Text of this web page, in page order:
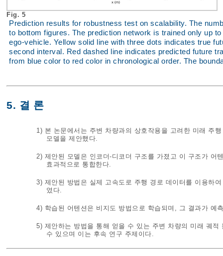
Fig. 5
Prediction results for robustness test on scalability. The
to bottom figures. The prediction network is trained only up
ego-vehicle. Yellow solid line with three dots indicates true
second interval. Red dashed line indicates predicted future
from blue color to red color in chronological order. The
5. 결 론
1) 본 논문에서는 주변 차량과의 상호작용을 고려한 미래 주
모델을 제안했다.
2) 제안된 모델은 인코더-디코더 구조를 가졌고 이 구조가 어
효과적으로 통합한다.
3) 제안된 방법은 실제 고속도로 주행 경로 데이터를 이용하
였다.
4) 학습된 어텐션은 비지도 방법으로 학습되며, 그 결과가 예
5) 제안하는 방법을 통해 얻을 수 있는 주변 차량의 미래 궤
수 있으며 이는 후속 연구 주제이다.